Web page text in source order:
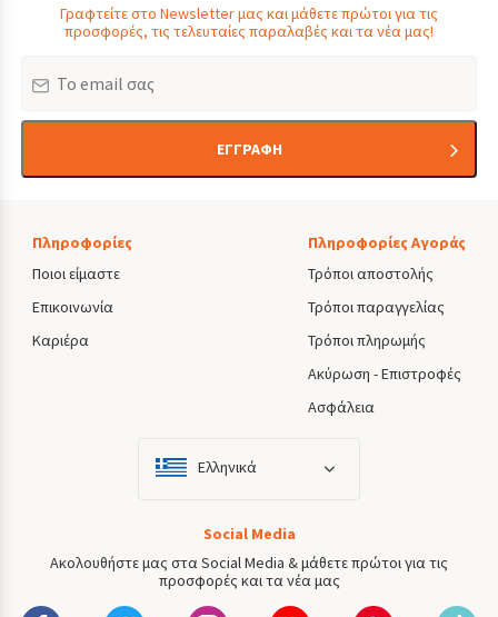
Γραφτείτε στο Newsletter μας και μάθετε πρώτοι για τις
προσφορές, τις τελευταίες παραλαβές και τα νέα μας!
ΕΓΓΡΑΦΗ
Πληροφορίες
Ποιοι είμαστε
Επικοινωνία
Καριέρα
Πληροφορίες Αγοράς
Τρόποι αποστολής
Τρόποι παραγγελίας
Τρόποι πληρωμής
Ακύρωση - Επιστροφές
Ασφάλεια
Ελληνικά
Social Media
Ακολουθήστε μας στα Social Media & μάθετε πρώτοι για τις
προσφορές και τα νέα μας